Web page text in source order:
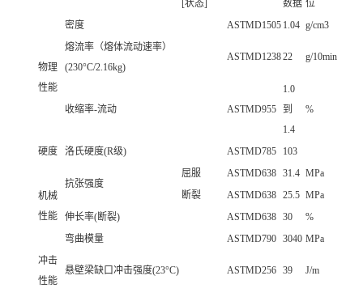
[状态] 数据 位
物理
性能
密度 ASTMD1505 1.04 g/cm3
熔流率（熔体流动速率）
(230°C/2.16kg)
ASTMD123822 g/10min
收缩率-流动 ASTMD955
1.0
到
1.4
%
硬度 洛氏硬度(R级) ASTMD785 103
机械
性能
抗张强度
屈服 ASTMD638 31.4 MPa
断裂
ASTMD638 25.5 MPa
伸长率(断裂)
ASTMD638 30
%
弯曲模量
ASTMD790 3040 MPa
冲击
性能
悬壁梁缺口冲击强度(23°C) ASTMD256 39 J/m